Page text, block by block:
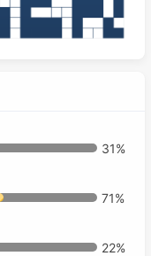
31%
71%
22%